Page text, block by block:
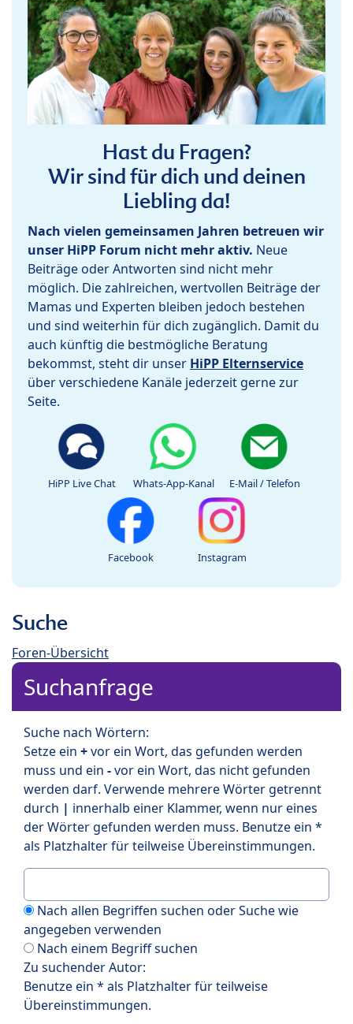
Hast du Fragen?
Wir sind für dich und deinen
Liebling da!
Nach vielen gemeinsamen Jahren betreuen wir
unser HiPP Forum nicht mehr aktiv. Neue
Beiträge oder Antworten sind nicht mehr
möglich. Die zahlreichen, wertvollen Beiträge der
Mamas und Experten bleiben jedoch bestehen
und sind weiterhin für dich zugänglich. Damit du
auch künftig die bestmögliche Beratung
bekommst, steht dir unser HiPP Elternservice
über verschiedene Kanäle jederzeit gerne zur
Seite.
HiPP Live Chat Whats-App-Kanal E-Mail / Telefon
Facebook Instagram
Suche
Foren-Übersicht
Suchanfrage
Suche nach Wörtern:
Setze ein +vor ein Wort, das gefunden werden
muss und ein -vor ein Wort, das nicht gefunden
werden darf. Verwende mehrere Wörter getrennt
durch | innerhalb einer Klammer, wenn nur eines
der Wörter gefunden werden muss. Benutze ein *
als Platzhalter für teilweise Übereinstimmungen.
Nach allen Begriffen suchen oder Suche wie
angegeben verwenden
Nach einem Begriff suchen
Zu suchender Autor:
Benutze ein * als Platzhalter für teilweise
Übereinstimmungen.